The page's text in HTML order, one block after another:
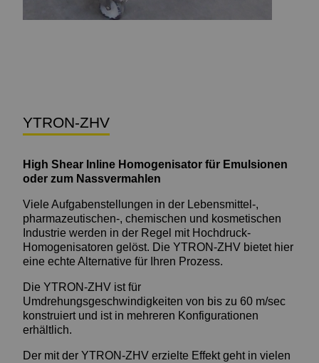
YTRON-ZHV
High Shear Inline Homogenisator für Emulsionen
oder zum Nassvermahlen
Viele Aufgabenstellungen in der Lebensmittel-,
pharmazeutischen-, chemischen und kosmetischen
Industrie werden in der Regel mit Hochdruck-
Homogenisatoren gelöst. Die YTRON-ZHV bietet hier
eine echte Alternative für Ihren Prozess.
Die YTRON-ZHV ist für
Umdrehungsgeschwindigkeiten von bis zu 60 m/sec
konstruiert und ist in mehreren Konfigurationen
erhältlich.
Der mit der YTRON-ZHV erzielte Effekt geht in vielen